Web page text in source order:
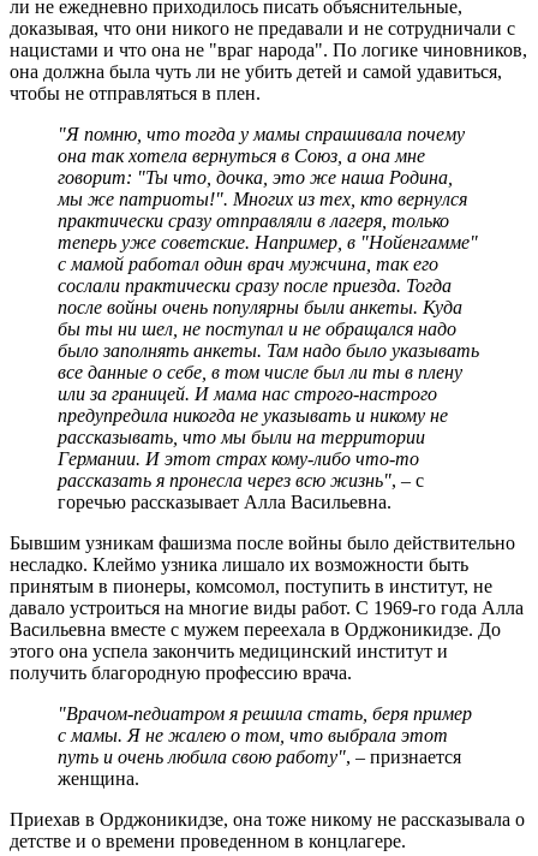
ли не ежедневно приходилось писать объяснительные,
доказывая, что они никого не предавали и не сотрудничали с
нацистами и что она не "враг народа". По логике чиновников,
она должна была чуть ли не убить детей и самой удавиться,
чтобы не отправляться в плен.
"Я помню, что тогда у мамы спрашивала почему
она так хотела вернуться в Союз, а она мне
говорит: "Ты что, дочка, это же наша Родина,
мы же патриоты!". Многих из тех, кто вернулся
практически сразу отправляли в лагеря, только
теперь уже советские. Например, в "Нойенгамме"
с мамой работал один врач мужчина, так его
сослали практически сразу после приезда. Тогда
после войны очень популярны были анкеты. Куда
бы ты ни шел, не поступал и не обращался надо
было заполнять анкеты. Там надо было указывать
все данные о себе, в том числе был ли ты в плену
или за границей. И мама нас строго-настрого
предупредила никогда не указывать и никому не
рассказывать, что мы были на территории
Германии. И этот страх кому-либо что-то
рассказать я пронесла через всю жизнь", – с
горечью рассказывает Алла Васильевна.
Бывшим узникам фашизма после войны было действительно
несладко. Клеймо узника лишало их возможности быть
принятым в пионеры, комсомол, поступить в институт, не
давало устроиться на многие виды работ. С 1969-го года Алла
Васильевна вместе с мужем переехала в Орджоникидзе. До
этого она успела закончить медицинский институт и
получить благородную профессию врача.
"Врачом-педиатром я решила стать, беря пример
с мамы. Я не жалею о том, что выбрала этот
путь и очень любила свою работу", – признается
женщина.
Приехав в Орджоникидзе, она тоже никому не рассказывала о
детстве и о времени проведенном в концлагере.